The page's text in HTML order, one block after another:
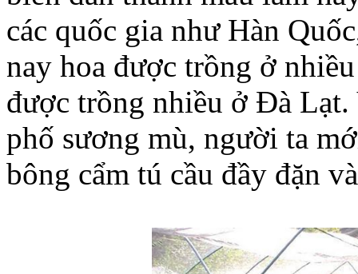
các quốc gia như Hàn
nay hoa được trồng ở
được trồng nhiều ở Đà Lạt.
phố sương mù, người ta
bông cẩm tú cầu đầy đặn